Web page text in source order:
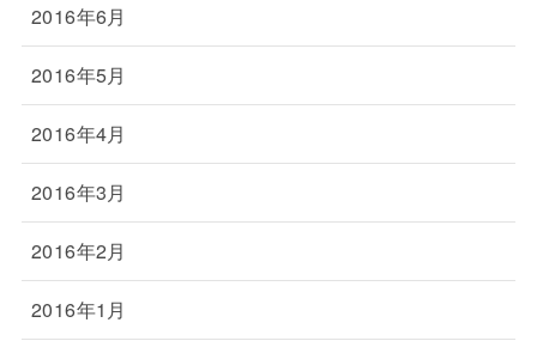
2016年6月
2016年5月
2016年4月
2016年3月
2016年2月
2016年1月